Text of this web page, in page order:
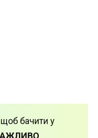
щоб бачити у